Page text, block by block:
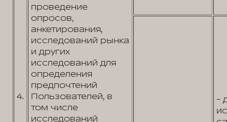
4.
проведение
опросов,
анкетирования,
исследований рынка
и других
исследований для
определения
предпочтений
Пользователей, в
том числе
исследований
-